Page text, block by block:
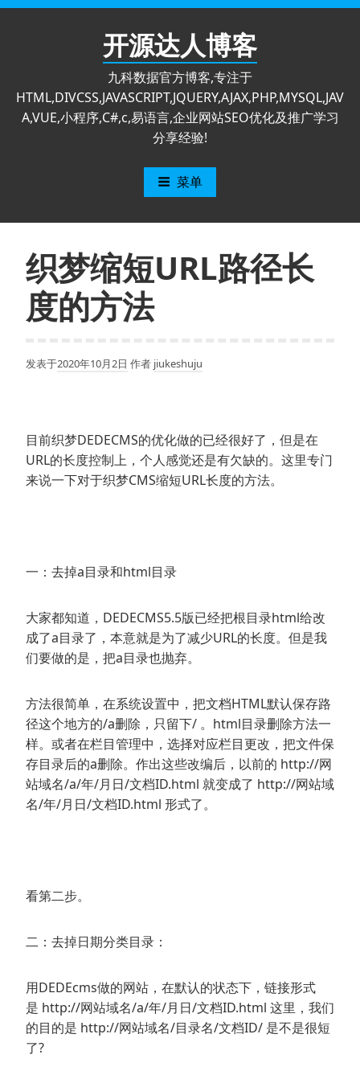
跳
开源达人博客
九科数据官方博客,专注于
HTML,DIVCSS,JAVASCRIPT,JQUERY,AJAX,PHP,MYSQL,JAV
A,VUE,小程序,C#,c,易语言,企业网站SEO优化及推广学习
分享经验!
菜单
织梦缩短URL路径长
度的方法
发表于2020年10月2日 作者 jiukeshuju
目前织梦DEDECMS的优化做的已经很好了，但是在
URL的长度控制上，个人感觉还是有欠缺的。这里专门
来说一下对于织梦CMS缩短URL长度的方法。
一：去掉a目录和html目录
大家都知道，DEDECMS5.5版已经把根目录html给改
成了a目录了，本意就是为了减少URL的长度。但是我
们要做的是，把a目录也抛弃。
方法很简单，在系统设置中，把文档HTML默认保存路
径这个地方的/a删除，只留下/ 。html目录删除方法一
样。或者在栏目管理中，选择对应栏目更改，把文件保
存目录后的a删除。作出这些改编后，以前的 http://网
站域名/a/年/月日/文档ID.html 就变成了 http://网站域
名/年/月日/文档ID.html 形式了。
看第二步。
二：去掉日期分类目录：
用DEDEcms做的网站，在默认的状态下，链接形式
是 http://网站域名/a/年/月日/文档ID.html 这里，我们
的目的是 http://网站域名/目录名/文档ID/ 是不是很短
了?